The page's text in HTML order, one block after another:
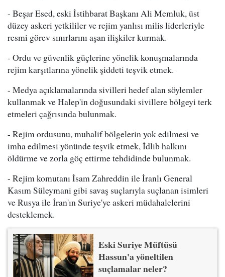
- Beşar Esed, eski İstihbarat Başkanı Ali Memluk, üst
düzey askeri yetkililer ve rejim yanlısı milis liderleriyle
resmi görev sınırlarını aşan ilişkiler kurmak.
- Ordu ve güvenlik güçlerine yönelik konuşmalarında
rejim karşıtlarına yönelik şiddeti teşvik etmek.
- Medya açıklamalarında sivilleri hedef alan söylemler
kullanmak ve Halep'in doğusundaki sivillere bölgeyi terk
etmeleri çağrısında bulunmak.
- Rejim ordusunu, muhalif bölgelerin yok edilmesi ve
imha edilmesi yönünde teşvik etmek, İdlib halkını
öldürme ve zorla göç ettirme tehdidinde bulunmak.
- Rejim komutanı İsam Zahreddin ile İranlı General
Kasım Süleymani gibi savaş suçlarıyla suçlanan isimleri
ve Rusya ile İran'ın Suriye'ye askeri müdahalelerini
desteklemek.
Eski Suriye Müftüsü
Hassun'a yöneltilen
suçlamalar neler?